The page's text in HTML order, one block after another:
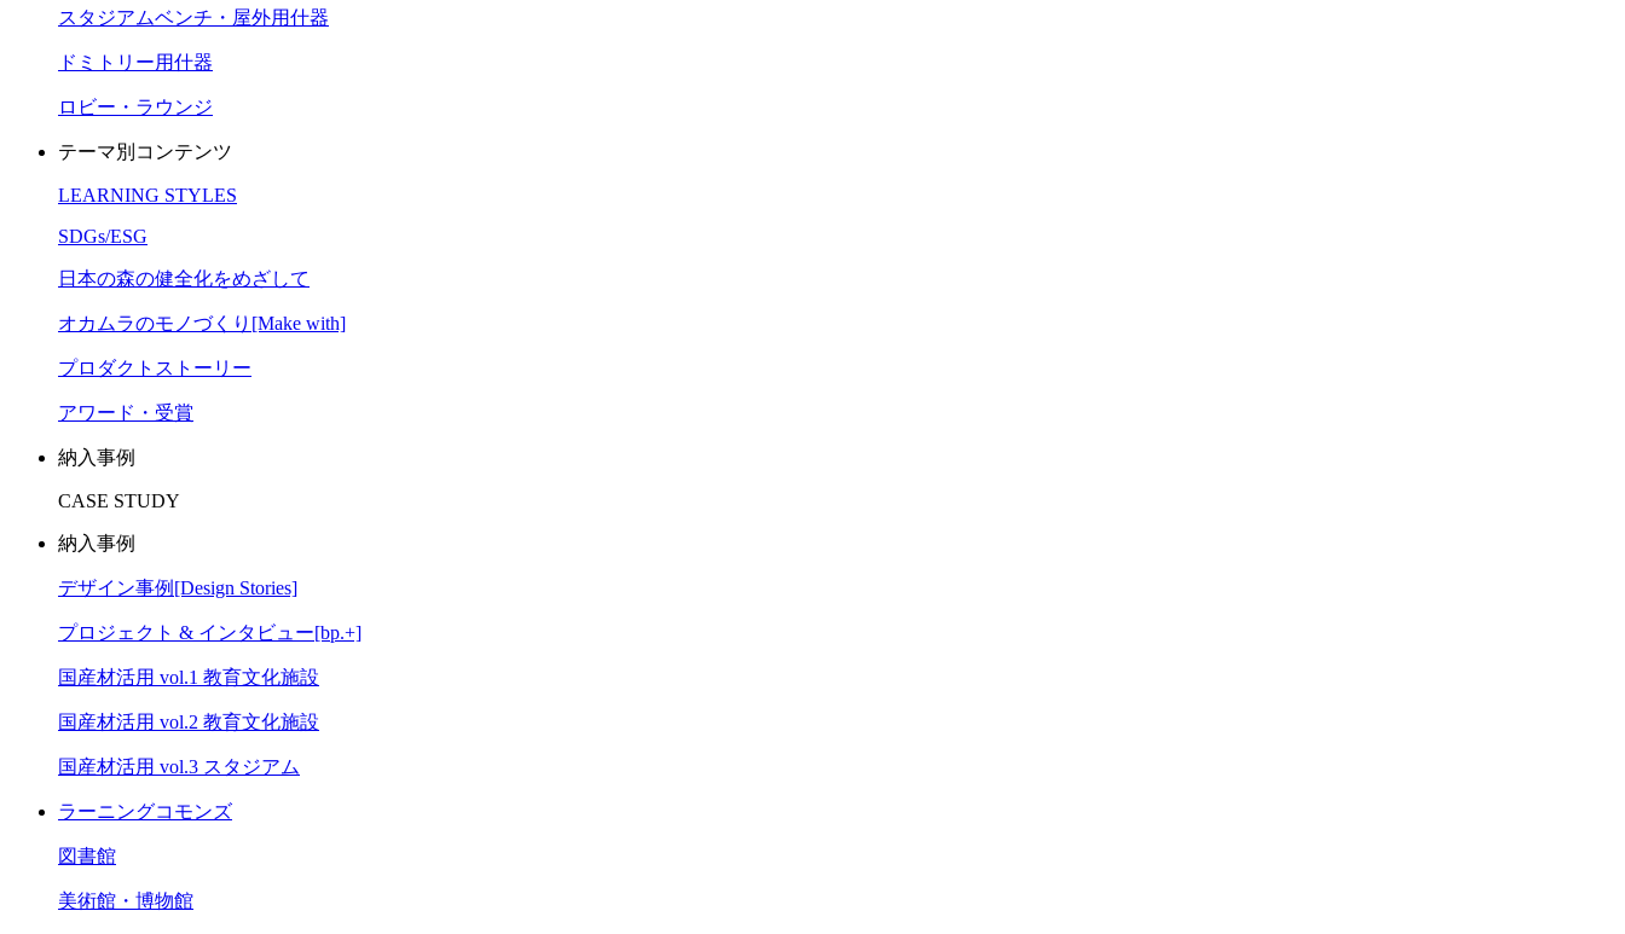
スタジアムベンチ・屋外用什器
ドミトリー用什器
ロビー・ラウンジ
テーマ別コンテンツ
LEARNING STYLES
SDGs/ESG
日本の森の健全化をめざして
オカムラのモノづくり[Make with]
プロダクトストーリー
アワード・受賞
納入事例
CASE STUDY
納入事例
デザイン事例[Design Stories]
プロジェクト & インタビュー[bp.+]
国産材活用 vol.1 教育文化施設
国産材活用 vol.2 教育文化施設
国産材活用 vol.3 スタジアム
ラーニングコモンズ
図書館
美術館・博物館